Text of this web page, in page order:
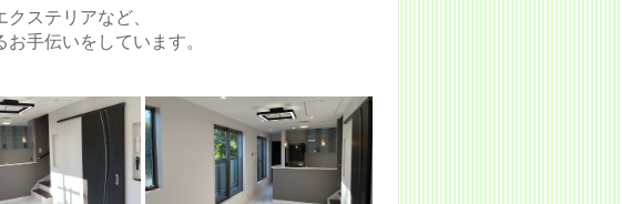
ステリアなど、
手伝いをしています。